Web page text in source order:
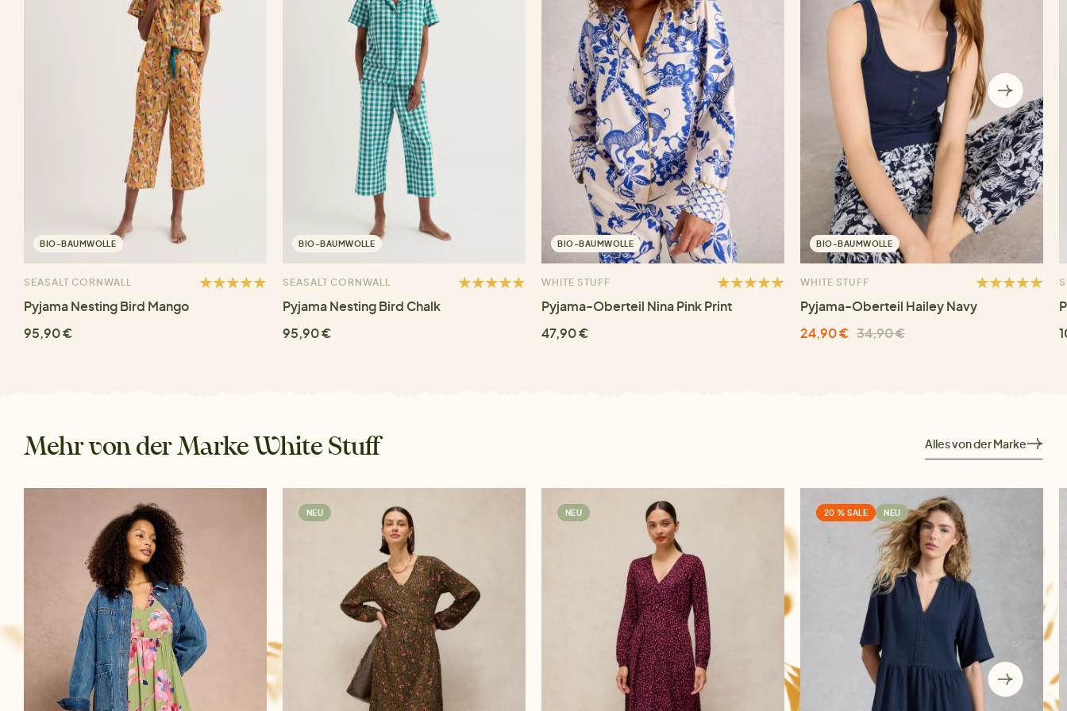
BIO-BAUMWOLLE
SEASALT CORNWALL
Pyjama Nesting Bird Mango
95,90 €
BIO-BAUMWOLLE
SEASALT CORNWALL
Pyjama Nesting Bird Chalk
95,90 €
BIO-BAUMWOLLE
WHITE STUFF
Pyjama-Oberteil Nina Pink Print
47,90 €
BIO-BAUMWOLLE
WHITE STUFF
Pyjama-Oberteil Hailey Navy
24,90 € 34,90 €
Mehr von der Marke White Stuff Alles von der Marke
NEU NEU 20 % SALE NEU